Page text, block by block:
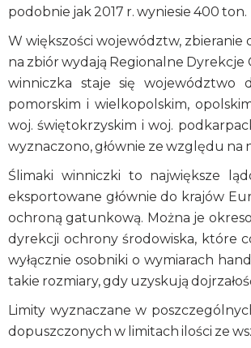
podobnie jak 2017 r. wyniesie 400 ton.
W większości województw, zbieranie
na zbiór wydają Regionalne Dyrekcje
winniczka staje się województwo
pomorskim i wielkopolskim,
woj. świętokrzyskim i woj.
wyznaczono, głównie ze względu na
Ślimaki winniczki to największe
eksportowane głównie do krajów
ochroną gatunkową. Można je
dyrekcji ochrony środowiska, które
wyłącznie osobniki o wymiarach
takie rozmiary, gdy uzyskują
Limity wyznaczane w
dopuszczonych w limitach ilości ze